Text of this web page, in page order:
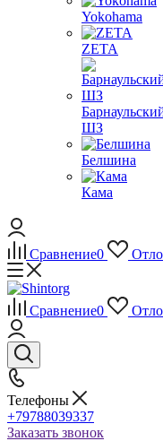
Yokohama
ZETA
ШЗ
Белшина
Кама
Сравнение0
Сравнение0
Телефоны
+79788039337
Заказать звонок